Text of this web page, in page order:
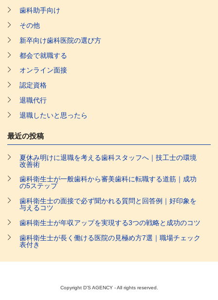
歯科助手向け
その他
新卒向け歯科医院の選び方
都会で就職する
オンライン面接
認定資格
退職代行
退職したいと思ったら
最近の投稿
夏休み明けに退職を考える歯科スタッフへ｜技工士の環境
改善術
歯科衛生士が一般歯科から審美歯科に転職する道筋｜成功
の5ステップ
歯科衛生士の面接で必ず聞かれる質問と回答例｜好印象を
与えるコツ
歯科衛生士が年収アップを実現する3つの戦略と成功のコツ
歯科衛生士が長く働ける医院の見極め方7選｜職場チェック
表付き
Copyright D’S AGENCY - All rights reserved.